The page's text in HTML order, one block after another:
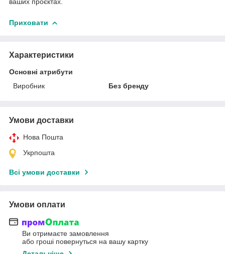
Приховати
Характеристики
Основні атрибути
Виробник
Без бренду
Умови доставки
Нова Пошта
Укрпошта
Всі умови доставки
Умови оплати
Ви отримаєте замовлення
або гроші повернуться на вашу картку